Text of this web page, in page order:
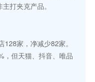
打夹克产品。
128家，净减少82家。
，但天猫、抖音、唯品